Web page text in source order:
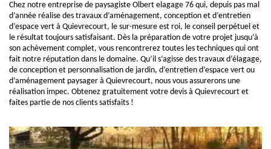
Chez notre entreprise de paysagiste Olbert elagage 76 qui, depuis pas mal
d’année réalise des travaux d’aménagement, conception et d’entretien
d’espace vert à Quievrecourt, le sur-mesure est roi, le conseil perpétuel et
le résultat toujours satisfaisant. Dès la préparation de votre projet jusqu’à
son achèvement complet, vous rencontrerez toutes les techniques qui ont
fait notre réputation dans le domaine. Qu’il s’agisse des travaux d’élagage,
de conception et personnalisation de jardin, d’entretien d’espace vert ou
d’aménagement paysager à Quievrecourt, nous vous assurerons une
réalisation impec. Obtenez gratuitement votre devis à Quievrecourt et
faites partie de nos clients satisfaits !